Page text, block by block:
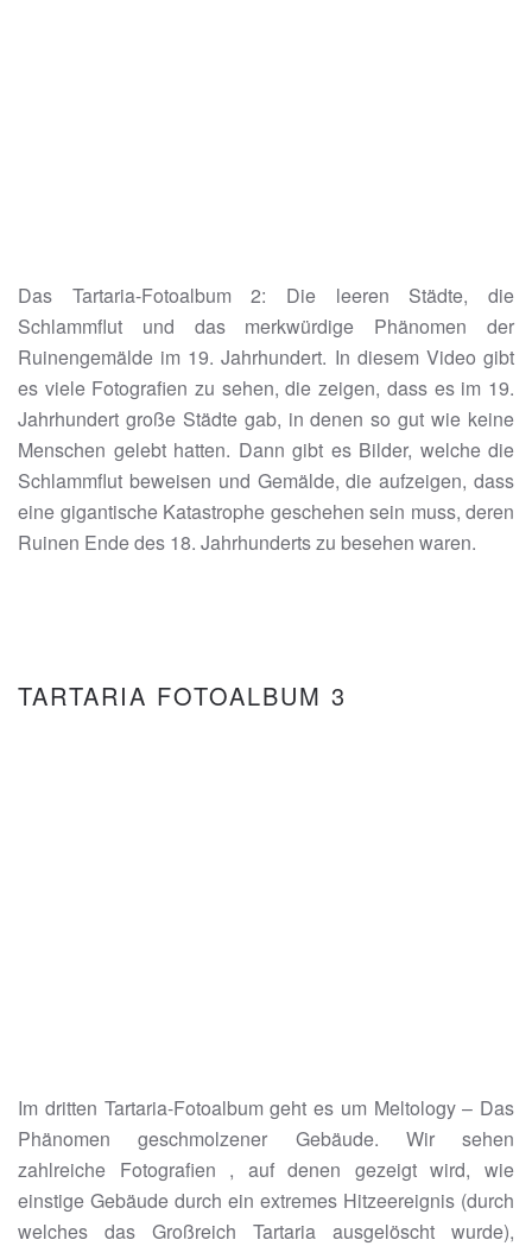
Das Tartaria-Fotoalbum 2: Die leeren Städte, die
Schlammflut und das merkwürdige Phänomen der
Ruinengemälde im 19. Jahrhundert. In diesem Video gibt
es viele Fotografien zu sehen, die zeigen, dass es im 19.
Jahrhundert große Städte gab, in denen so gut wie keine
Menschen gelebt hatten. Dann gibt es Bilder, welche die
Schlammflut beweisen und Gemälde, die aufzeigen, dass
eine gigantische Katastrophe geschehen sein muss, deren
Ruinen Ende des 18. Jahrhunderts zu besehen waren.
TARTARIA FOTOALBUM 3
Im dritten Tartaria-Fotoalbum geht es um Meltology – Das
Phänomen geschmolzener Gebäude. Wir sehen
zahlreiche Fotografien , auf denen gezeigt wird, wie
einstige Gebäude durch ein extremes Hitzeereignis (durch
welches das Großreich Tartaria ausgelöscht wurde),